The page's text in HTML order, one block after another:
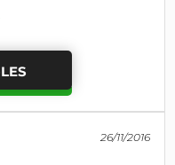
26/11/2016